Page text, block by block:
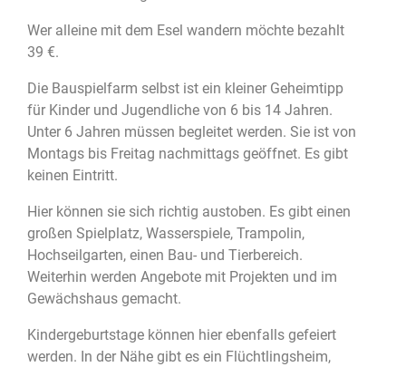
Wer alleine mit dem Esel wandern möchte bezahlt
39 €.
Die Bauspielfarm selbst ist ein kleiner Geheimtipp
für Kinder und Jugendliche von 6 bis 14 Jahren.
Unter 6 Jahren müssen begleitet werden. Sie ist von
Montags bis Freitag nachmittags geöffnet. Es gibt
keinen Eintritt.
Hier können sie sich richtig austoben. Es gibt einen
großen Spielplatz, Wasserspiele, Trampolin,
Hochseilgarten, einen Bau- und Tierbereich.
Weiterhin werden Angebote mit Projekten und im
Gewächshaus gemacht.
Kindergeburtstage können hier ebenfalls gefeiert
werden. In der Nähe gibt es ein Flüchtlingsheim,